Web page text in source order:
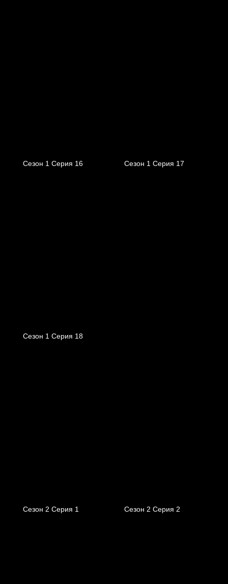
Сезон 1 Серия 16 Сезон 1 Серия 17
Сезон 1 Серия 18
Сезон 2 Серия 1 Сезон 2 Серия 2